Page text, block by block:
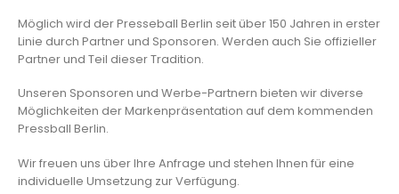
Möglich wird der Presseball Berlin seit über 150 Jahren in erster
Linie durch Partner und Sponsoren. Werden auch Sie offizieller
Partner und Teil dieser Tradition.
Unseren Sponsoren und Werbe-Partnern bieten wir diverse
Möglichkeiten der Markenpräsentation auf dem kommenden
Pressball Berlin.
Wir freuen uns über Ihre Anfrage und stehen Ihnen für eine
individuelle Umsetzung zur Verfügung.